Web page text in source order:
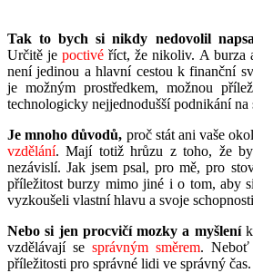
Tak to bych si nikdy nedovolil
Určitě jepoctivé říct, že nikoliv. A burza
není jedinou a hlavní cestou k finanční
je možným prostředkem, možnou
technologicky nejjednodušší podnikání na
Je mnoho důvodů, proč stát ani vaše
vzdělání. Mají totiž hrůzu z toho, že
nezávislí. Jak jsem psal, pro mě, pro
příležitost burzy mimo jiné i o tom, aby
vyzkoušeli vlastní hlavu a svoje
Nebo si jen procvičí mozky a myšleník
vzdělávají se správným směrem. Neboť
příležitosti pro správné lidi ve správný čas.